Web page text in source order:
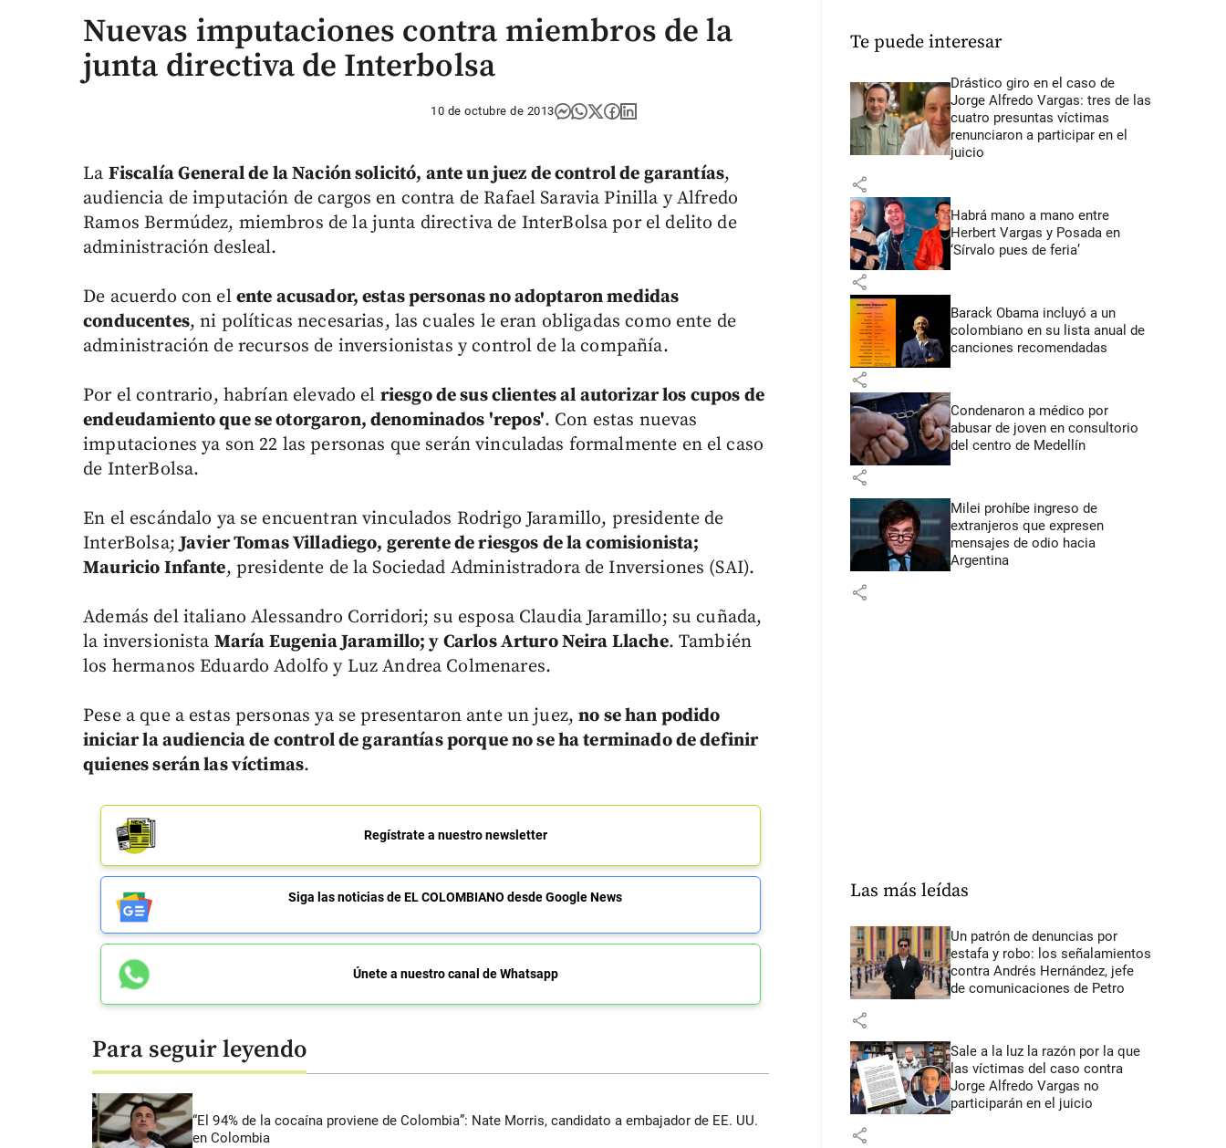
Nuevas imputaciones contra miembros de la
junta directiva de Interbolsa
10 de octubre de 2013
La Fiscalía General de la Nación solicitó, ante un juez de control de garantías,
audiencia de imputación de cargos en contra de Rafael Saravia Pinilla y Alfredo
Ramos Bermúdez, miembros de la junta directiva de InterBolsa por el delito de
administración desleal.
De acuerdo con el ente acusador, estas personas no adoptaron medidas
conducentes, ni políticas necesarias, las cuales le eran obligadas como ente de
administración de recursos de inversionistas y control de la compañía.
Por el contrario, habrían elevado el riesgo de sus clientes al autorizar los cupos de
endeudamiento que se otorgaron, denominados 'repos'. Con estas nuevas
imputaciones ya son 22 las personas que serán vinculadas formalmente en el caso
de InterBolsa.
En el escándalo ya se encuentran vinculados Rodrigo Jaramillo, presidente de
InterBolsa;Javier Tomas Villadiego, gerente de riesgos de la comisionista;
Mauricio Infante, presidente de la Sociedad Administradora de Inversiones (SAI).
Además del italiano Alessandro Corridori; su esposa Claudia Jaramillo; su cuñada,
la inversionista María Eugenia Jaramillo; y Carlos Arturo Neira Llache. También
los hermanos Eduardo Adolfo y Luz Andrea Colmenares.
Pese a que a estas personas ya se presentaron ante un juez,no se han podido
iniciar la audiencia de control de garantías porque no se ha terminado de definir
quienes serán las víctimas.
Regístrate a nuestro newsletter
Siga las noticias de EL COLOMBIANO desde Google News
Únete a nuestro canal de Whatsapp
Para seguir leyendo
“El 94% de la cocaína proviene de Colombia”: Nate Morris, candidato a embajador de EE. UU.
en Colombia
Te puede interesar
Drástico giro en el caso de
Jorge Alfredo Vargas: tres de las
cuatro presuntas víctimas
renunciaron a participar en el
juicio
share
Habrá mano a mano entre
Herbert Vargas y Posada en
‘Sírvalo pues de feria’
share
Barack Obama incluyó a un
colombiano en su lista anual de
canciones recomendadas
share
Condenaron a médico por
abusar de joven en consultorio
del centro de Medellín
share
Milei prohíbe ingreso de
extranjeros que expresen
mensajes de odio hacia
Argentina
share
Las más leídas
Un patrón de denuncias por
estafa y robo: los señalamientos
contra Andrés Hernández, jefe
de comunicaciones de Petro
share
Sale a la luz la razón por la que
las víctimas del caso contra
Jorge Alfredo Vargas no
participarán en el juicio
share